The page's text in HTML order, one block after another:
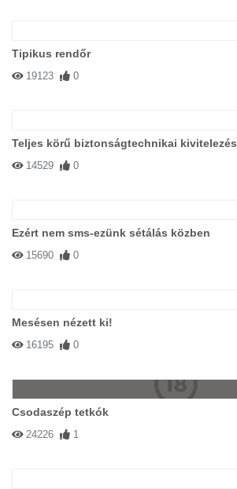
Tipikus rendőr
19123 0
Teljes körű biztonságtechnikai kivitelezés
14529 0
Ezért nem sms-ezünk sétálás közben
15690 0
Mesésen nézett ki!
16195 0
Csodaszép tetkók
24226 1